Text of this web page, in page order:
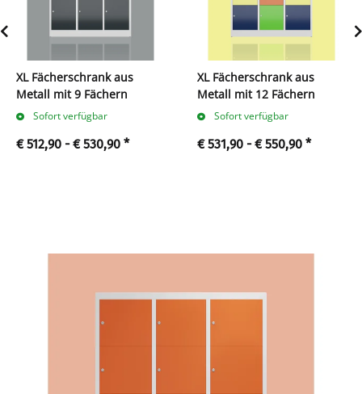
XL Fächerschrank aus
Metall mit 9 Fächern
Sofort verfügbar
€ 512,90 -€ 530,90 *
XL Fächerschrank aus
Metall mit 12 Fächern
Sofort verfügbar
€ 531,90 -€ 550,90 *